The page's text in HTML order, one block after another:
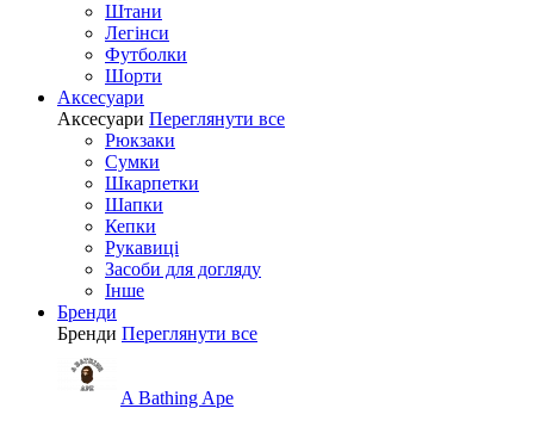
Штани
Легінси
Футболки
Шорти
Аксесуари
Аксесуари Переглянути все
Рюкзаки
Сумки
Шкарпетки
Шапки
Кепки
Рукавиці
Засоби для догляду
Інше
Бренди
Бренди Переглянути все
A Bathing Ape